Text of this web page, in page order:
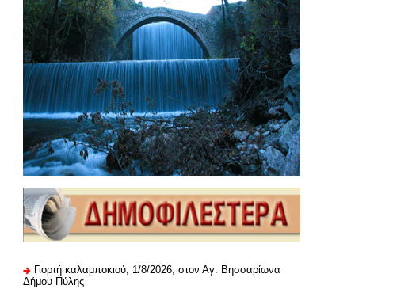
Γιορτή καλαμποκιού, 1/8/2026, στον Αγ. Βησσαρίωνα
Δήμου Πύλης